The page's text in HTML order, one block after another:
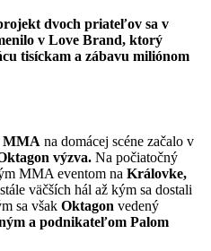
dvoch priateľov sa v
v Love Brand, ktorý
tisíckam a zábavu miliónom
MMA na domácej scéne začalo v
výzva. Na počiatočný
MMA eventom na Královke,
väčších hál až kým sa dostali
sa však Oktagon vedený
a podnikateľom Palom